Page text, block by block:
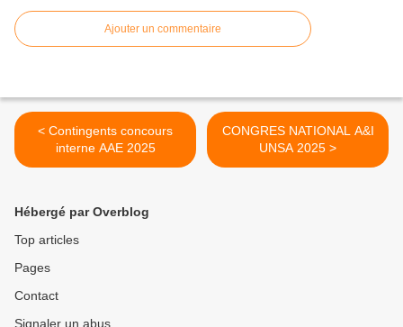
Ajouter un commentaire
< Contingents concours
interne AAE 2025
CONGRES NATIONAL A&I
UNSA 2025 >
Hébergé par Overblog
Top articles
Pages
Contact
Signaler un abus